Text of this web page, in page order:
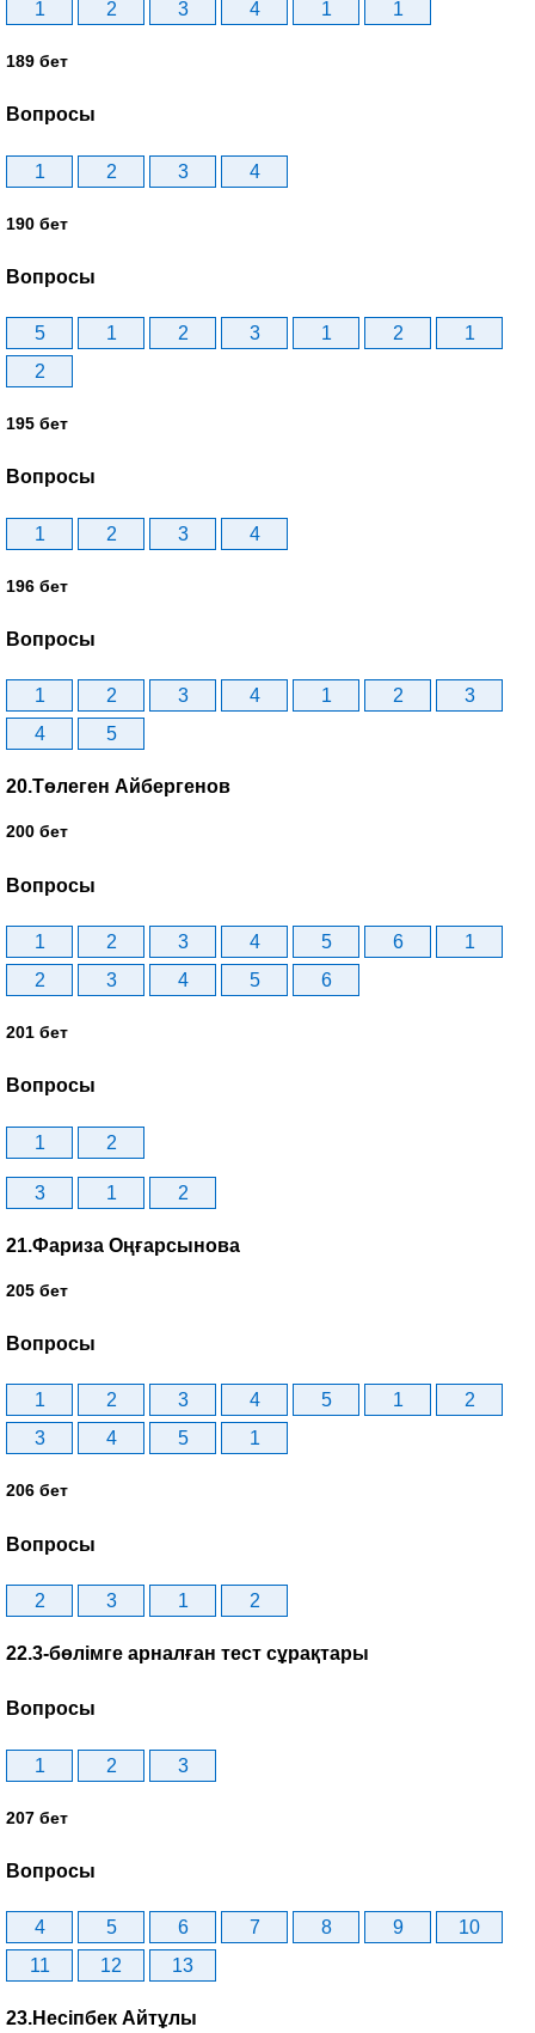
1 2 3 4 1 1
189 бет
Вопросы
1 2 3 4
190 бет
Вопросы
5 1 2 3 1 2
1
2
195 бет
Вопросы
1 2 3 4
196 бет
Вопросы
1 2 3 4 1 2
3
4
5
20.Төлеген Айбергенов
200 бет
Вопросы
1 2 3 4 5 6
1
2
3 4 5 6
201 бет
Вопросы
1 2
3 1 2
21.Фариза Оңғарсынова
205 бет
Вопросы
1 2 3 4 5 1
2
3
4 5 1
206 бет
Вопросы
2 3 1 2
22.3-бөлімге арналған тест сұрақтары
Вопросы
1 2 3
207 бет
Вопросы
4 5 6 7 8 9
10
11
12 13
23.Несіпбек Айтұлы